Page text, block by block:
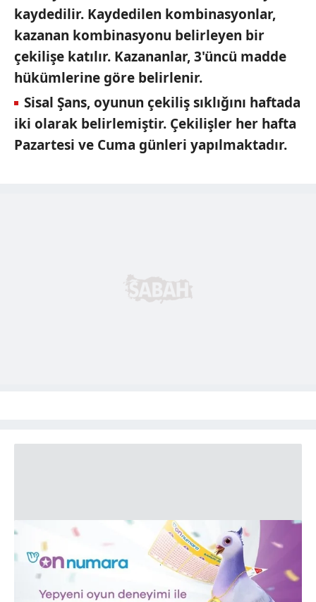
kaydedilir. Kaydedilen kombinasyonlar,
kazanan kombinasyonu belirleyen bir
çekilişe katılır. Kazananlar, 3'üncü madde
hükümlerine göre belirlenir.
Sisal Şans, oyunun çekiliş sıklığını haftada
iki olarak belirlemiştir. Çekilişler her hafta
Pazartesi ve Cuma günleri yapılmaktadır.